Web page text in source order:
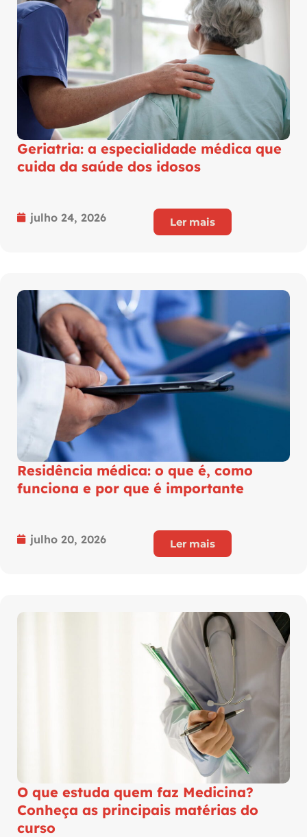
Geriatria: a especialidade médica que
cuida da saúde dos idosos
julho 24, 2026 Ler mais
Residência médica: o que é, como
funciona e por que é importante
julho 20, 2026 Ler mais
O que estuda quem faz Medicina?
Conheça as principais matérias do
curso